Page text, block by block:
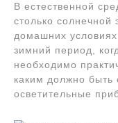
В естественной
столько солнечной
домашних
зимний период,
необходимо
каким должно быть
осветительные